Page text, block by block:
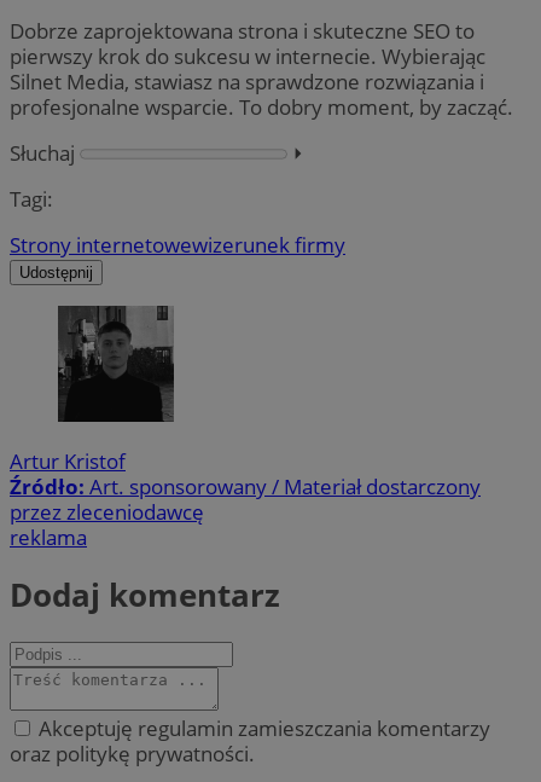
Dobrze zaprojektowana strona i skuteczne SEO to
pierwszy krok do sukcesu w internecie. Wybierając
Silnet Media, stawiasz na sprawdzone rozwiązania i
profesjonalne wsparcie. To dobry moment, by zacząć.
Słuchaj
⏵︎
Tagi:
Strony internetowewizerunek firmy
Udostępnij
Artur Kristof
Źródło: Art. sponsorowany / Materiał dostarczony
przez zleceniodawcę
reklama
Dodaj komentarz
Akceptuję regulamin zamieszczania komentarzy
oraz politykę prywatności.